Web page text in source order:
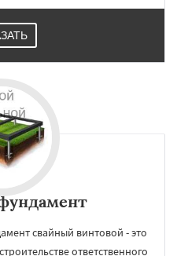
свайный винтовой - это
ответственного